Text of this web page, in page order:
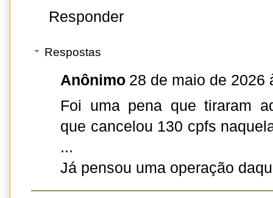
Responder
Respostas
Anônimo 28 de maio de 2026
Foi uma pena que tiraram
que cancelou 130 cpfs
...
Já pensou uma operação